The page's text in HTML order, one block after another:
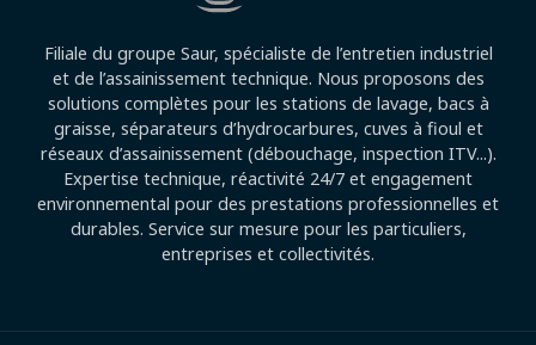
Filiale du groupe Saur, spécialiste de l’entretien industriel
et de l’assainissement technique. Nous proposons des
solutions complètes pour les stations de lavage, bacs à
graisse, séparateurs d’hydrocarbures, cuves à fioul et
réseaux d’assainissement (débouchage, inspection ITV...).
Expertise technique, réactivité 24/7 et engagement
environnemental pour des prestations professionnelles et
durables. Service sur mesure pour les particuliers,
entreprises et collectivités.